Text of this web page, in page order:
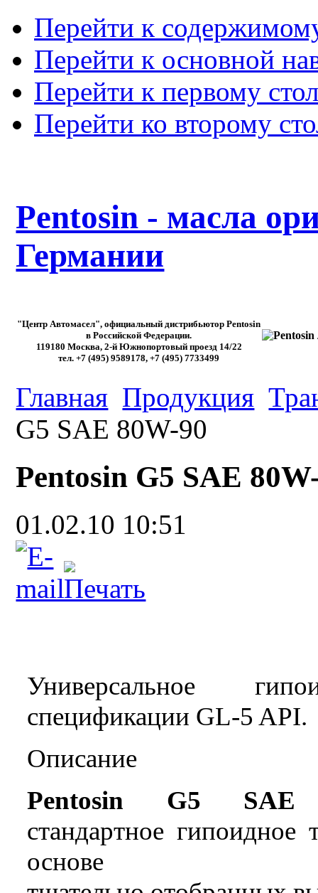
Перейти к
Перейти к основной
Перейти к первому
Перейти ко второму
Pentosin - масла
Германии
"Центр Автомасел", официальный дистрибьютор Pentosin
в Российской Федерации.
119180 Москва, 2-й Южнопортовый проезд 14/22
тел. +7 (495) 9589178, +7 (495) 7733499
Главная Продукция
G5 SAE 80W-90
Pentosin G5 SAE
01.02.10 10:51
Универсальное
спецификации GL-5 API.
Описание
Pentosin G5 SAE
стандартное гипоидное
основе